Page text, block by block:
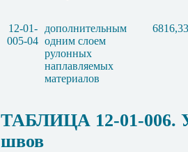
12-01-
005-04
дополнительным
одним слоем
рулонных
наплавляемых
материалов
6816,33
ТАБЛИЦА 12-01-006.
швов